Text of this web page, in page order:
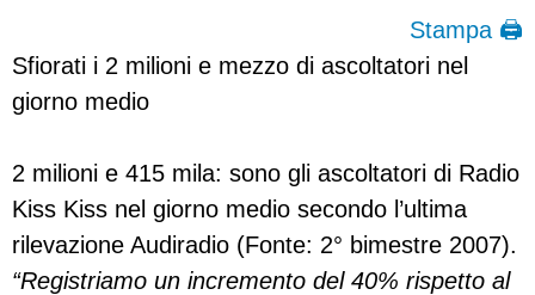
Stampa 🖨
Sfiorati i 2 milioni e mezzo di ascoltatori nel
giorno medio
2 milioni e 415 mila: sono gli ascoltatori di Radio
Kiss Kiss nel giorno medio secondo l’ultima
rilevazione Audiradio (Fonte: 2° bimestre 2007).
“Registriamo un incremento del 40% rispetto al